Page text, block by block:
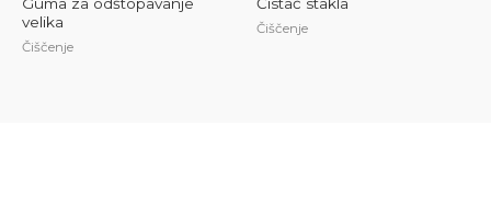
Guma za odštopavanje
velika
Čiščenje
Čistač stakla
Čiščenje